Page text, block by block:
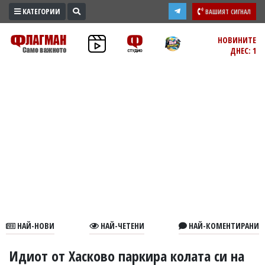
ПРОМО
ЗОНА
В
КАТЕГОРИИ ВАШИЯТ СИГНАЛ
НОВИНИТЕ
ДНЕС: 1
НАЙ-НОВИ НАЙ-ЧЕТЕНИ НАЙ-КОМЕНТИРАНИ
Идиот от Хасково паркира колата си на